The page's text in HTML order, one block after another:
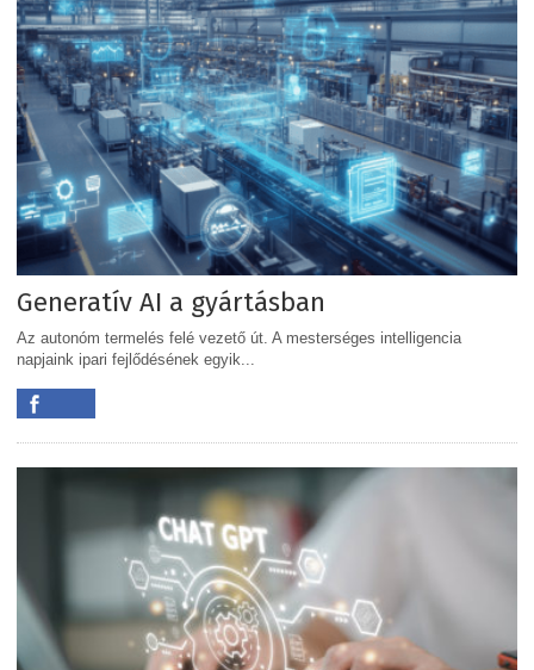
Generatív AI a gyártásban
Az autonóm termelés felé vezető út. A mesterséges intelligencia
napjaink ipari fejlődésének egyik...